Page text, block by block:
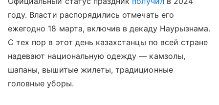
году. Власти распорядились отмечать его
ежегодно 18 марта, включив в декаду Наурызнама.
С тех пор в этот день казахстанцы по всей стране
надевают национальную одежду — камзолы,
шапаны, вышитые жилеты, традиционные
головные уборы.